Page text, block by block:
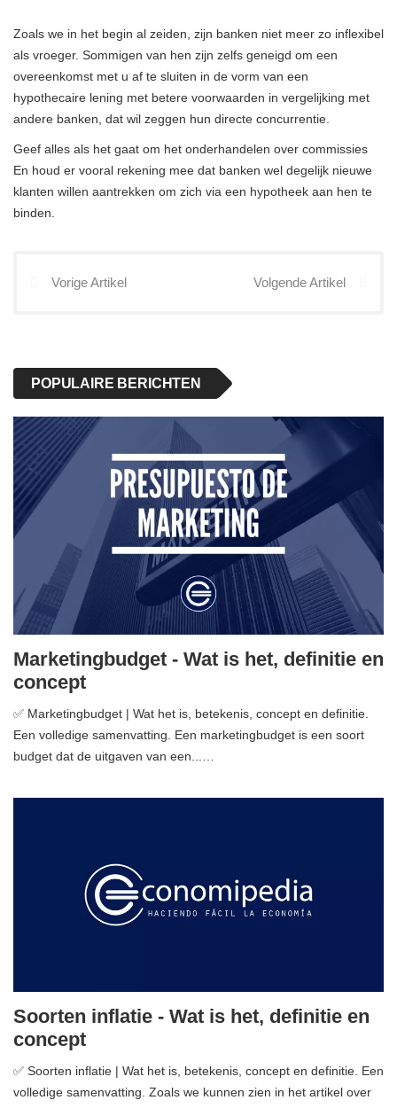
Zoals we in het begin al zeiden, zijn banken niet meer zo inflexibel
als vroeger. Sommigen van hen zijn zelfs geneigd om een ​​
overeenkomst met u af te sluiten in de vorm van een
hypothecaire lening met betere voorwaarden in vergelijking met
andere banken, dat wil zeggen hun directe concurrentie.
Geef alles als het gaat om het onderhandelen over commissies
En houd er vooral rekening mee dat banken wel degelijk nieuwe
klanten willen aantrekken om zich via een hypotheek aan hen te
binden.
Vorige Artikel Volgende Artikel
POPULAIRE BERICHTEN
Marketingbudget - Wat is het, definitie en
concept
✅ Marketingbudget | Wat het is, betekenis, concept en definitie.
Een volledige samenvatting. Een marketingbudget is een soort
budget dat de uitgaven van een...…
Soorten inflatie - Wat is het, definitie en
concept
✅ Soorten inflatie | Wat het is, betekenis, concept en definitie. Een
volledige samenvatting. Zoals we kunnen zien in het artikel over